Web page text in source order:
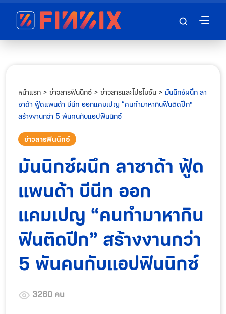
หน้าแรก > ข่าวสารฟินนิกซ์ > ข่าวสารและโปรโมชัน > มันนิกซ์ผนึก ลา
ซาด้า ฟู้ดแพนด้า บีนีท ออกแคมเปญ “คนทำมาหากินฟินติดปีก”
สร้างงานกว่า 5 พันคนกับแอปฟินนิกซ์
ข่าวสารฟินนิกซ์
มันนิกซ์ผนึก ลาซาด้า ฟู้ด
แพนด้า บีนีท ออก
แคมเปญ “คนทำมาหากิน
ฟินติดปีก” สร้างงานกว่า
5 พันคนกับแอปฟินนิกซ์
3260 คน